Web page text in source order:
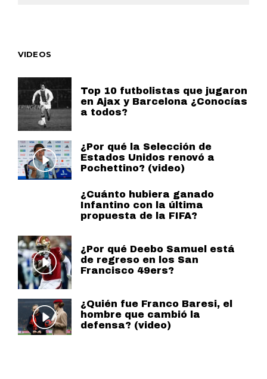
VIDEOS
Top 10 futbolistas que jugaron
en Ajax y Barcelona ¿Conocías
a todos?
¿Por qué la Selección de
Estados Unidos renovó a
Pochettino? (video)
¿Cuánto hubiera ganado
Infantino con la última
propuesta de la FIFA?
¿Por qué Deebo Samuel está
de regreso en los San
Francisco 49ers?
¿Quién fue Franco Baresi, el
hombre que cambió la
defensa? (video)